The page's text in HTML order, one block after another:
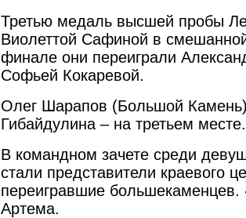
Третью медаль высшей пробы
Виолеттой Сафиной в
финале они переиграли
Софьей Кокаревой.
Олег Шарапов (Большой
Гибайдулина – на третьем месте.
В командном зачете среди
стали представители краевого
переигравшие большекаменцев.
Артема.